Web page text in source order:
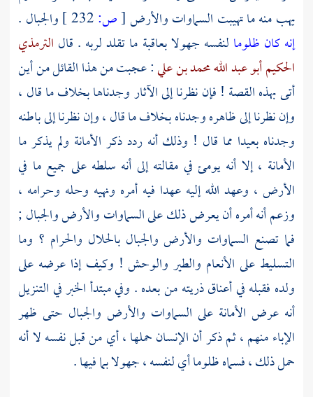
يهب منه ما تهيبت السماوات والأرض[ص:
والجبال .
إنه كان ظلوما لنفسه جهولا بعاقبة ما تقلد لربه . قال الترمذي
الحكيم أبو عبد الله محمد بن علي: عجبت من هذا القائل من أين
أتى بهذه القصة ! فإن نظرنا إلى الآثار وجدناها بخلاف ما قال ،
وإن نظرنا إلى ظاهره وجدناه بخلاف ما قال ، وإن نظرنا إلى باطنه
وجدناه بعيدا مما قال ! وذلك أنه ردد ذكر الأمانة ولم يذكر ما
الأمانة ، إلا أنه يومئ في مقالته إلى أنه سلطه على جميع ما في
الأرض ، وعهد الله إليه عهدا فيه أمره ونهيه وحله وحرامه ،
وزعم أنه أمره أن يعرض ذلك على السماوات والأرض والجبال ;
فما تصنع السماوات والأرض والجبال بالحلال والحرام ؟ وما
التسليط على الأنعام والطير والوحش ! وكيف إذا عرضه على
ولده فقبله في أعناق ذريته من بعده . وفي مبتدأ الخبر في التنزيل
أنه عرض الأمانة على السماوات والأرض والجبال حتى ظهر
الإباء منهم ، ثم ذكر أن الإنسان حملها ، أي من قبل نفسه لا أنه
حمل ذلك ، فسماه ظلوما أي لنفسه ، جهولا بما فيها .